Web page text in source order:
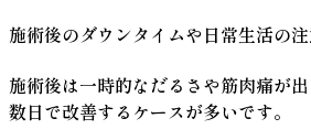
施術後のダウンタイムや日常生活の
施術後は一時的なだるさや筋肉痛が出
数日で改善するケースが多いです。